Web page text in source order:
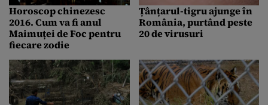
Horoscop chinezesc
2016. Cum va fi anul
Maimuței de Foc pentru
fiecare zodie
Țânțarul-tigru ajunge în
România, purtând peste
20 de virusuri